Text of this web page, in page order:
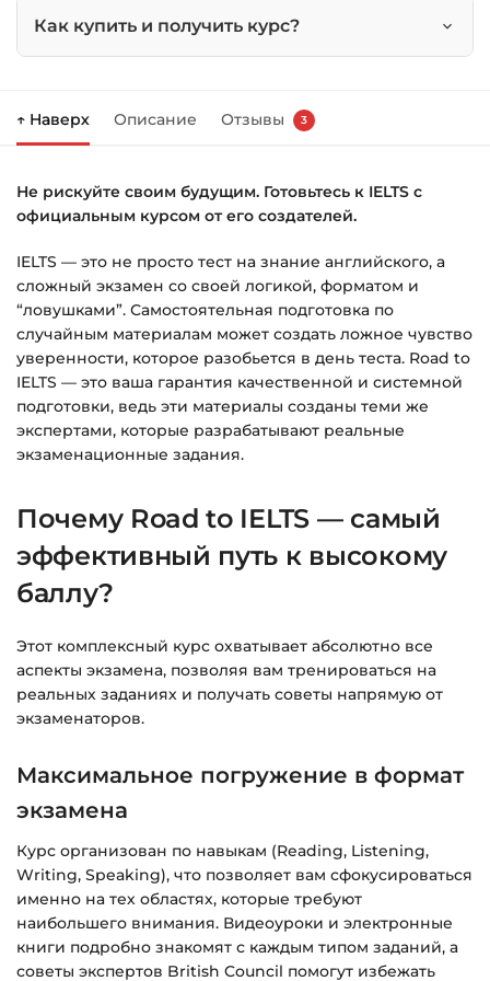
Council
Как купить и получить курс?
Справа появится корзина — нажмите
Заполните все поля (почта и пароль).
способов оплаты).
После оплаты появится страница
благодарности с кнопкой«Перейти к
загрузкам». Нажмите её — и откроется
страница с курсами.
Дополнительно ссылка на курс придёт вам
на email.
Доступ к курсам: без ограничений по
времени.
Подробнее об оплате и безопасности — в
Вопросы?Пишите наinfo@siluette.com.ua или в
↑ Наверх Описание Отзывы 3
Не рискуйте своим будущим. Готовьтесь к IELTS с
официальным курсом от его создателей.
IELTS — это не просто тест на знание английского, а
сложный экзамен со своей логикой, форматом и
“ловушками”. Самостоятельная подготовка по
случайным материалам может создать ложное чувство
уверенности, которое разобьется в день теста. Road to
IELTS — это ваша гарантия качественной и системной
подготовки, ведь эти материалы созданы теми же
экспертами, которые разрабатывают реальные
экзаменационные задания.
Почему Road to IELTS — самый
эффективный путь к высокому
баллу?
Этот комплексный курс охватывает абсолютно все
аспекты экзамена, позволяя вам тренироваться на
реальных заданиях и получать советы напрямую от
экзаменаторов.
Максимальное погружение в формат
экзамена
Курс организован по навыкам (Reading, Listening,
Writing, Speaking), что позволяет вам сфокусироваться
именно на тех областях, которые требуют
наибольшего внимания. Видеоуроки и электронные
книги подробно знакомят с каждым типом заданий, а
советы экспертов British Council помогут избежать